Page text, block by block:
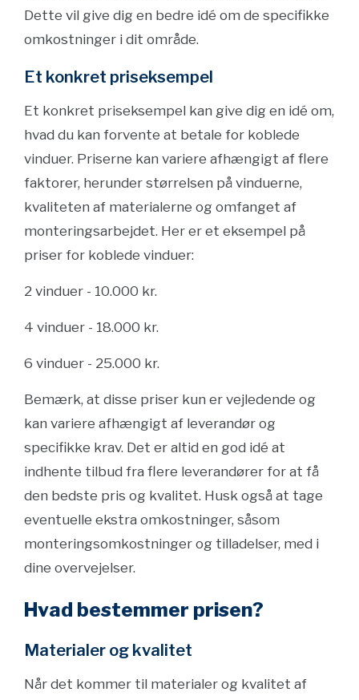
Dette vil give dig en bedre idé om de specifikke
omkostninger i dit område.
Et konkret priseksempel
Et konkret priseksempel kan give dig en idé om,
hvad du kan forvente at betale for koblede
vinduer. Priserne kan variere afhængigt af flere
faktorer, herunder størrelsen på vinduerne,
kvaliteten af materialerne og omfanget af
monteringsarbejdet. Her er et eksempel på
priser for koblede vinduer:
2 vinduer - 10.000 kr.
4 vinduer - 18.000 kr.
6 vinduer - 25.000 kr.
Bemærk, at disse priser kun er vejledende og
kan variere afhængigt af leverandør og
specifikke krav. Det er altid en god idé at
indhente tilbud fra flere leverandører for at få
den bedste pris og kvalitet. Husk også at tage
eventuelle ekstra omkostninger, såsom
monteringsomkostninger og tilladelser, med i
dine overvejelser.
Hvad bestemmer prisen?
Materialer og kvalitet
Når det kommer til materialer og kvalitet af